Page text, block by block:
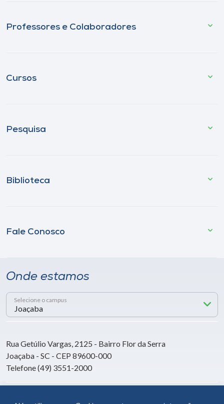
Professores e Colaboradores
Cursos
Pesquisa
Biblioteca
Fale Conosco
Onde estamos
Selecione o campus
Rua Getúlio Vargas, 2125 - Bairro Flor da Serra
Joaçaba - SC - CEP 89600-000
Telefone (49) 3551-2000
Siga a Unoesc